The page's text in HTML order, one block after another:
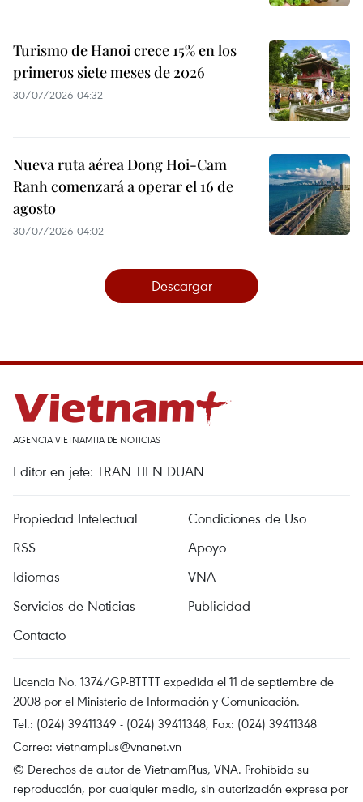
Turismo de Hanoi crece 15% en los
primeros siete meses de 2026
30/07/2026 04:32
Nueva ruta aérea Dong Hoi-Cam
Ranh comenzará a operar el 16 de
agosto
30/07/2026 04:02
Descargar
AGENCIA VIETNAMITA DE NOTICIAS
Editor en jefe: TRAN TIEN DUAN
Propiedad Intelectual
Condiciones de Uso
RSS
Apoyo
Idiomas
VNA
Servicios de Noticias
Publicidad
Contacto
Licencia No. 1374/GP-BTTTT expedida el 11 de septiembre de
2008 por el Ministerio de Información y Comunicación.
Tel.: (024) 39411349 - (024) 39411348, Fax: (024) 39411348
Correo: vietnamplus@vnanet.vn
© Derechos de autor de VietnamPlus, VNA. Prohibida su
reproducción, por cualquier medio, sin autorización expresa por